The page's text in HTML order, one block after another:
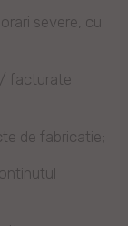
severe, cu
facturate
de fabricatie;